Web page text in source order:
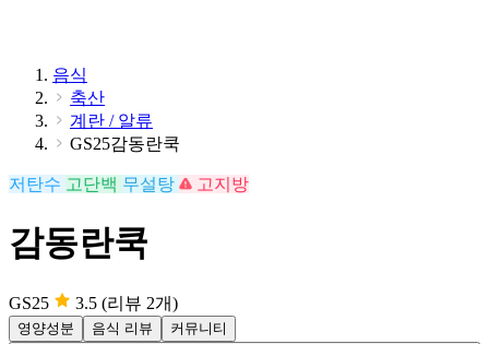
음식
축산
계란 / 알류
GS25감동란쿡
저탄수 고단백 무설탕 고지방
감동란쿡
GS25 3.5 (리뷰 2개)
영양성분 음식 리뷰 커뮤니티